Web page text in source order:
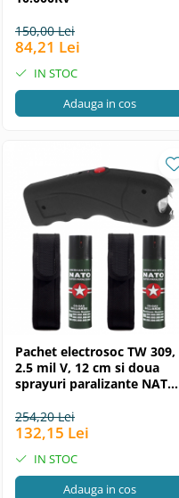
150,00 Lei
84,21 Lei
IN STOC
Adauga in cos
Pachet electrosoc TW 309,
2.5 mil V, 12 cm si doua
sprayuri paralizante NATO,
254,20 Lei
132,15 Lei
IN STOC
Adauga in cos